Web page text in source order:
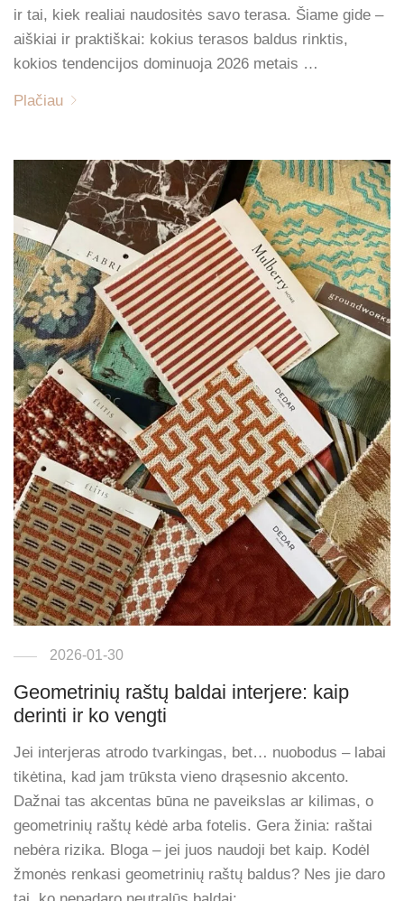
ir tai, kiek realiai naudositės savo terasa. Šiame gide –
aiškiai ir praktiškai: kokius terasos baldus rinktis,
kokios tendencijos dominuoja 2026 metais …
Plačiau
2026-01-30
Geometrinių raštų baldai interjere: kaip
derinti ir ko vengti
Jei interjeras atrodo tvarkingas, bet… nuobodus – labai
tikėtina, kad jam trūksta vieno drąsesnio akcento.
Dažnai tas akcentas būna ne paveikslas ar kilimas, o
geometrinių raštų kėdė arba fotelis. Gera žinia: raštai
nebėra rizika. Bloga – jei juos naudoji bet kaip. Kodėl
žmonės renkasi geometrinių raštų baldus? Nes jie daro